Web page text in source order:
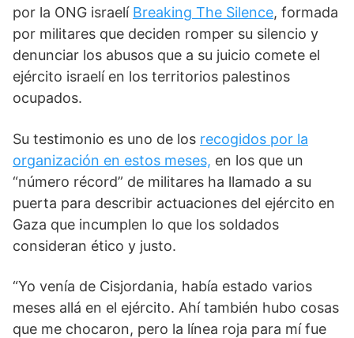
por la ONG israelí Breaking The Silence, formada
por militares que deciden romper su silencio y
denunciar los abusos que a su juicio comete el
ejército israelí en los territorios palestinos
ocupados.
Su testimonio es uno de los recogidos por la
organización en estos meses, en los que un
“número récord” de militares ha llamado a su
puerta para describir actuaciones del ejército en
Gaza que incumplen lo que los soldados
consideran ético y justo.
“Yo venía de Cisjordania, había estado varios
meses allá en el ejército. Ahí también hubo cosas
que me chocaron, pero la línea roja para mí fue